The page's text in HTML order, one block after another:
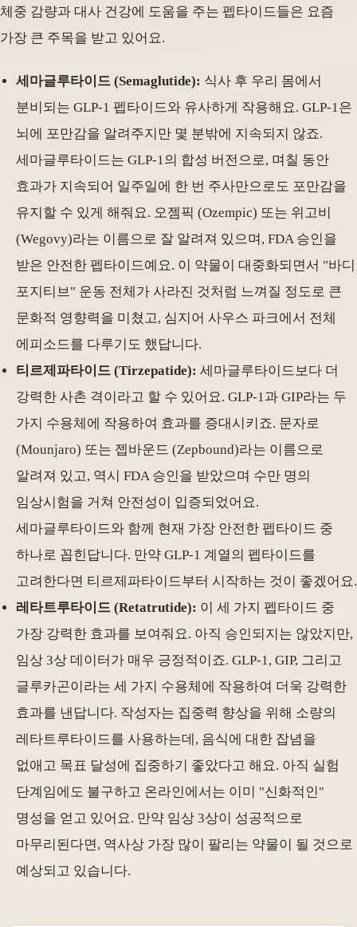
체중 감량과 대사 건강에 도움을 주는 펩타이드들은 요즘
가장 큰 주목을 받고 있어요.
세마글루타이드 (Semaglutide): 식사 후 우리 몸에서
분비되는 GLP-1 펩타이드와 유사하게 작용해요. GLP-1은
뇌에 포만감을 알려주지만 몇 분밖에 지속되지 않죠.
세마글루타이드는 GLP-1의 합성 버전으로, 며칠 동안
효과가 지속되어 일주일에 한 번 주사만으로도 포만감을
유지할 수 있게 해줘요. 오젬픽 (Ozempic) 또는 위고비
(Wegovy)라는 이름으로 잘 알려져 있으며, FDA 승인을
받은 안전한 펩타이드예요. 이 약물이 대중화되면서 "바디
포지티브" 운동 전체가 사라진 것처럼 느껴질 정도로 큰
문화적 영향력을 미쳤고, 심지어 사우스 파크에서 전체
에피소드를 다루기도 했답니다.
티르제파타이드 (Tirzepatide): 세마글루타이드보다 더
강력한 사촌 격이라고 할 수 있어요. GLP-1과 GIP라는 두
가지 수용체에 작용하여 효과를 증대시키죠. 문자로
(Mounjaro) 또는 젭바운드 (Zepbound)라는 이름으로
알려져 있고, 역시 FDA 승인을 받았으며 수만 명의
임상시험을 거쳐 안전성이 입증되었어요.
세마글루타이드와 함께 현재 가장 안전한 펩타이드 중
하나로 꼽힌답니다. 만약 GLP-1 계열의 펩타이드를
고려한다면 티르제파타이드부터 시작하는 것이 좋겠어요.
레타트루타이드 (Retatrutide): 이 세 가지 펩타이드 중
가장 강력한 효과를 보여줘요. 아직 승인되지는 않았지만,
임상 3상 데이터가 매우 긍정적이죠. GLP-1, GIP, 그리고
글루카곤이라는 세 가지 수용체에 작용하여 더욱 강력한
효과를 낸답니다. 작성자는 집중력 향상을 위해 소량의
레타트루타이드를 사용하는데, 음식에 대한 잡념을
없애고 목표 달성에 집중하기 좋았다고 해요. 아직 실험
단계임에도 불구하고 온라인에서는 이미 "신화적인"
명성을 얻고 있어요. 만약 임상 3상이 성공적으로
마무리된다면, 역사상 가장 많이 팔리는 약물이 될 것으로
예상되고 있습니다.